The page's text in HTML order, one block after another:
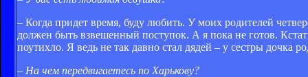
– Когда придет время, буду любить. У моих родителей
должен быть взвешенный поступок. А я пока не готов.
поутихло. Я ведь не так давно стал дядей – у сестры дочка
– На чем передвигаетесь по Харькову?